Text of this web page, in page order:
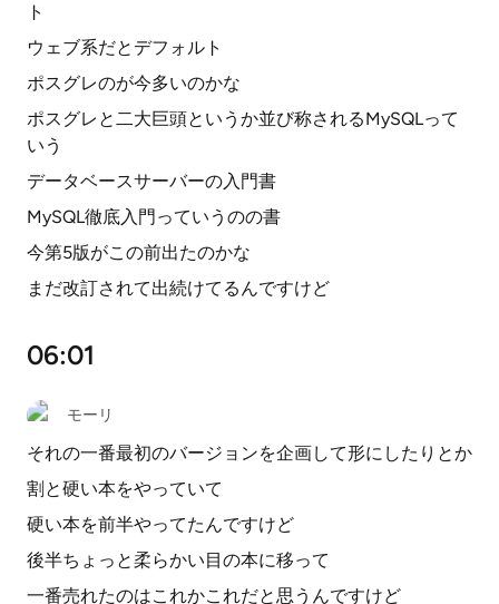
ト
ウェブ系だとデフォルト
ポスグレのが今多いのかな
ポスグレと二大巨頭というか並び称されるMySQLって
いう
データベースサーバーの入門書
MySQL徹底入門っていうのの書
今第5版がこの前出たのかな
まだ改訂されて出続けてるんですけど
06:01
モーリ
それの一番最初のバージョンを企画して形にしたりとか
割と硬い本をやっていて
硬い本を前半やってたんですけど
後半ちょっと柔らかい目の本に移って
一番売れたのはこれかこれだと思うんですけど